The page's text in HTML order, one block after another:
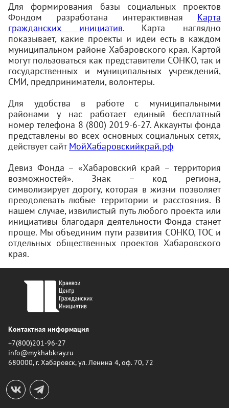
Для формирования базы социальных проектов
Фондом разработана интерактивная Карта
гражданских инициатив. Карта наглядно
показывает, какие проекты и идеи есть в каждом
муниципальном районе Хабаровского края. Картой
могут пользоваться как представители СОНКО, так и
государственных и муниципальных учреждений,
СМИ, предприниматели, волонтеры.
Для удобства в работе с муниципальными
районами у нас работает единый бесплатный
номер телефона 8 (800) 2019-6-27. Аккаунты фонда
представлены во всех основных социальных сетях,
действует сайтМойХабаровскийкрай.рф
Девиз Фонда – «Хабаровский край – территория
возможностей». Знак – код региона,
символизирует дорогу, которая в жизни позволяет
преодолевать любые территории и расстояния. В
нашем случае, извилистый путь любого проекта или
инициативы благодаря деятельности Фонда станет
проще. Мы объединим пути развития СОНКО, ТОС и
отдельных общественных проектов Хабаровского
края.
Контактная информация
+7(800)201-96-27
info@mykhabkray.ru
680000, г. Хабаровск, ул. Ленина 4, оф. 70, 72